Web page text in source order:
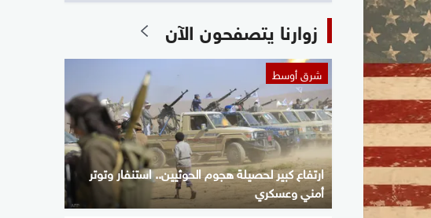
زوارنا يتصفحون الآن
شرق أوسط
ارتفاع كبير لحصيلة هجوم الحوثيين.. استنفار وتوتر
أمني وعسكري